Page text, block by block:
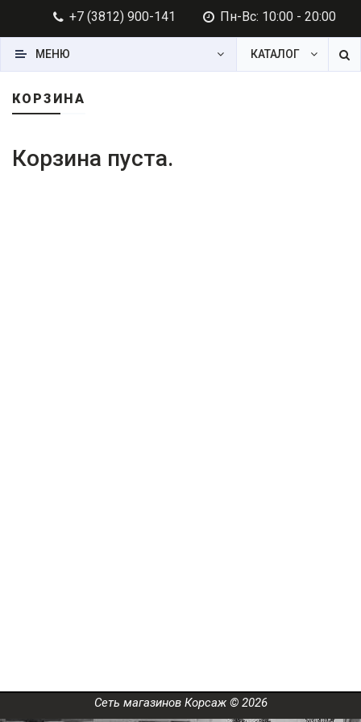
+7 (3812) 900-141 Пн-Вс: 10:00 - 20:00
КАТАЛОГ
МЕНЮ
КОРЗИНА
Корзина пуста.
Сеть магазинов Корсаж © 2026